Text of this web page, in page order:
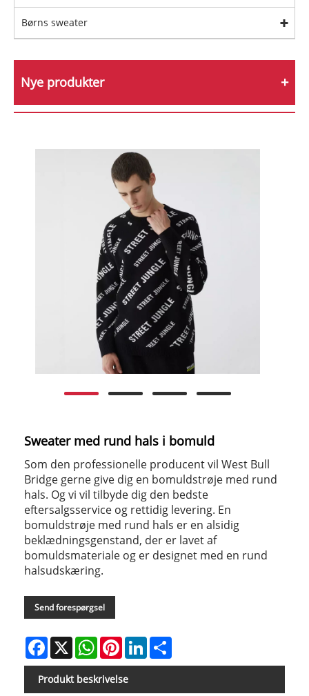
Børns sweater
Nye produkter
Sweater med rund hals i bomuld
Som den professionelle producent vil West Bull
Bridge gerne give dig en bomuldstrøje med rund
hals. Og vi vil tilbyde dig den bedste
eftersalgsservice og rettidig levering. En
bomuldstrøje med rund hals er en alsidig
beklædningsgenstand, der er lavet af
bomuldsmateriale og er designet med en rund
halsudskæring.
Send forespørgsel
Facebook
X WhatsAppPinterestLinkedIn
Produkt beskrivelse